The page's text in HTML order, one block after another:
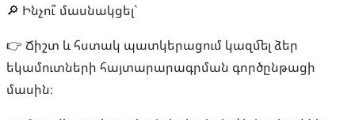
🔎 Ինչու՞ մասնակցել`
👉 Ճիշտ և հստակ պատկերացում կազմել ձեր
եկամուտների հայտարարագրման գործընթացի
մասին։